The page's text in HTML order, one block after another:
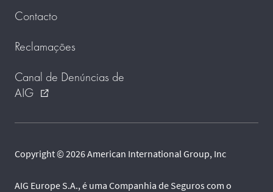
Contacto
Reclamações
Canal de Denúncias de
AIG
external_link
Copyright © 2026 American International Group, Inc
AIG Europe S.A., é uma Companhia de Seguros com o